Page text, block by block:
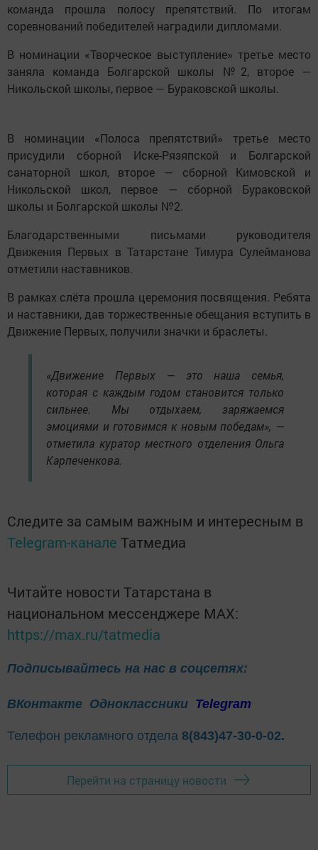
команда прошла полосу препятствий. По итогам
соревнований победителей наградили дипломами.
В номинации «Творческое выступление» третье место
заняла команда Болгарской школы №2, второе —
Никольской школы, первое — Бураковской школы.
В номинации «Полоса препятствий» третье место
присудили сборной Иске-Рязяпской и Болгарской
санаторной школ, второе — сборной Кимовской и
Никольской школ, первое — сборной Бураковской
школы и Болгарской школы №2.
Благодарственными письмами руководителя
Движения Первых в Татарстане Тимура Сулейманова
отметили наставников.
В рамках слёта прошла церемония посвящения. Ребята
и наставники, дав торжественные обещания вступить в
Движение Первых, получили значки и браслеты.
«Движение Первых — это наша семья,
которая с каждым годом становится только
сильнее. Мы отдыхаем, заряжаемся
эмоциями и готовимся к новым победам», —
отметила куратор местного отделения Ольга
Карпеченкова.
Следите за самым важным и интересным в
Telegram-канале Татмедиа
Читайте новости Татарстана в
национальном мессенджере MАХ:
https://max.ru/tatmedia
Подписывайтесь на нас в соцсетях:
ВКонтакте Одноклассники Telegram
Телефон рекламного отдела 8(843)47-30-0-02.
Перейти на страницу новости